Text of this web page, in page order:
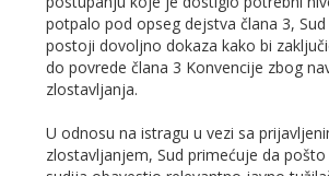
potpalo pod opseg dejstva člana 3,
postoji dovoljno dokaza kako bi
do povrede člana 3 Konvencije zbog
zlostavljanja.
U odnosu na istragu u vezi sa
zlostavljanjem, Sud primećuje da